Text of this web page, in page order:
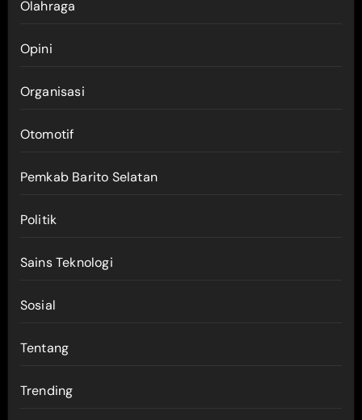
Olahraga
Opini
Organisasi
Otomotif
Pemkab Barito Selatan
Politik
Sains Teknologi
Sosial
Tentang
Trending